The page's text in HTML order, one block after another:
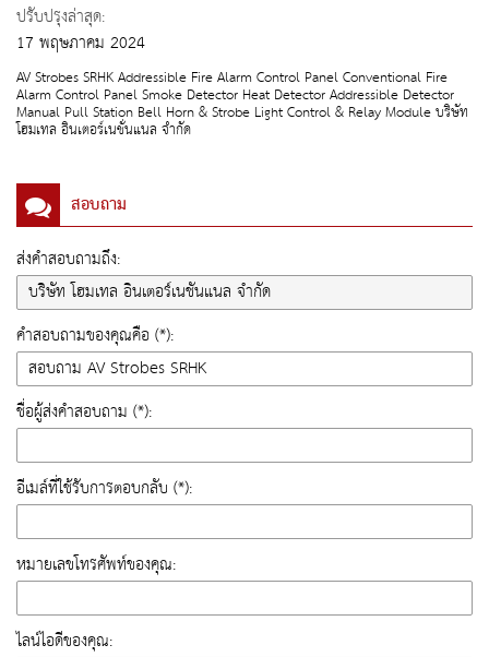
ปรับปรุงล่าสุด:
17 พฤษภาคม 2024
AV Strobes SRHK Addressible Fire Alarm Control Panel Conventional Fire
Alarm Control Panel Smoke Detector Heat Detector Addressible Detector
Manual Pull Station Bell Horn & Strobe Light Control & Relay Module บริษัท
โฮมเทล อินเตอร์เนชั่นแนล จำกัด
สอบถาม
ส่งคำสอบถามถึง:
คำสอบถามของคุณคือ (*):
ชื่อผู้ส่งคำสอบถาม (*):
อีเมล์ที่ใช้รับการตอบกลับ (*):
หมายเลขโทรศัพท์ของคุณ:
ไลน์ไอดีของคุณ: